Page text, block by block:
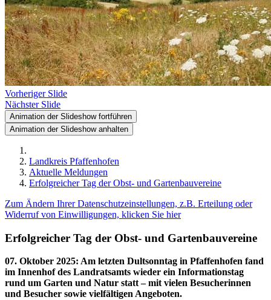
Vorheriger Slide
Nächster Slide
Animation der Slideshow fortführen
Animation der Slideshow anhalten
Landkreis Pfaffenhofen
Aktuelle Meldungen
Erfolgreicher Tag der Obst- und Gartenbauvereine
Zum Ändern Ihrer Datenschutzeinstellungen, z.B. Erteilung oder
Widerruf von Einwilligungen, klicken Sie hier
Erfolgreicher Tag der Obst- und Gartenbauvereine
07. Oktober 2025: Am letzten Dultsonntag in Pfaffenhofen fand
im Innenhof des Landratsamts wieder ein Informationstag
rund um Garten und Natur statt – mit vielen Besucherinnen
und Besucher sowie vielfältigen Angeboten.